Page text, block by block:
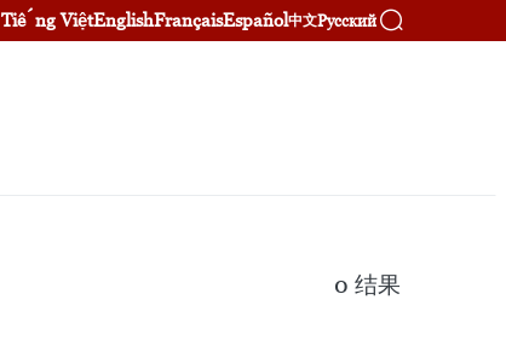
Tiếng ViệtEnglishFrançaisEspañol中文Русский
0 结果